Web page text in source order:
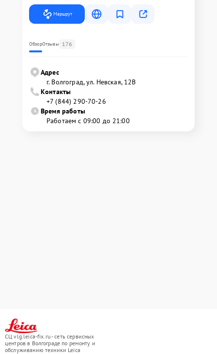
Маршрут
ОбзорОтзывы 176
Адрес
г. Волгоград, ул. Невская, 12В
Контакты
+7 (844) 290-70-26
Время работы
Работаем с 09:00 до 21:00
СЦ vlg.leica-fix.ru - сеть сервисных
центров в Волгограде по ремонту и
обслуживанию техники Leica